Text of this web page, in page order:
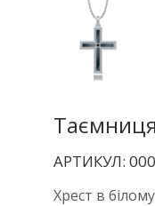
АРТИКУЛ:
Хрест в